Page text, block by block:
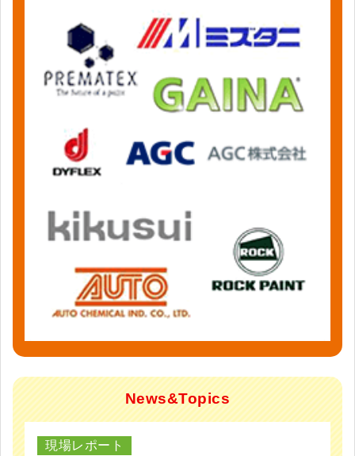
News&Topics
現場レポート